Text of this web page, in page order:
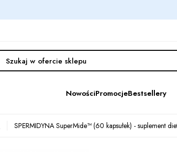
NowościPromocjeBestsellery
SPERMIDYNA SuperMide™ (60 kapsułek) - suplement